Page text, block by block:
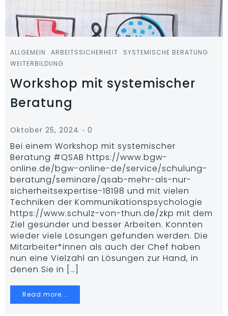
ALLGEMEIN ARBEITSSICHERHEIT
SYSTEMISCHE BERATUNG
WEITERBILDUNG
Workshop mit systemischer
Beratung
Oktober 25, 2024 - 0
Bei einem Workshop mit systemischer
Beratung #QSAB https://www.bgw-
online.de/bgw-online-de/service/schulung-
beratung/seminare/qsab-mehr-als-nur-
sicherheitsexpertise-18198 und mit vielen
Techniken der Kommunikationspsychologie
https://www.schulz-von-thun.de/zkp mit dem
Ziel gesünder und besser Arbeiten. Konnten
wieder viele Lösungen gefunden werden. Die
Mitarbeiter*innen als auch der Chef haben
nun eine Vielzahl an Lösungen zur Hand, in
denen Sie in […]
Read more...